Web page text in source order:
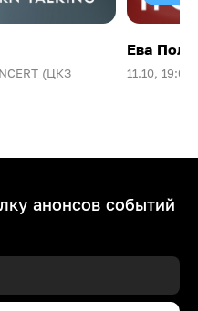
(ЦКЗ
Ева
11.10, 19:00
анонсов событий